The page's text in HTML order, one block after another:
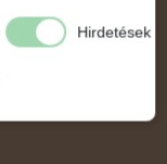
Hirdetések